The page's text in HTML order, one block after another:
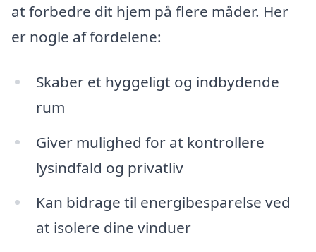
at forbedre dit hjem på flere måder. Her
er nogle af fordelene:
Skaber et hyggeligt og indbydende
rum
Giver mulighed for at kontrollere
lysindfald og privatliv
Kan bidrage til energibesparelse ved
at isolere dine vinduer